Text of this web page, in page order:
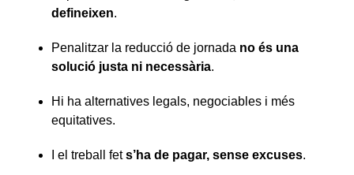
defineixen.
Penalitzar la reducció de jornada no és una
solució justa ni necessària.
Hi ha alternatives legals, negociables i més
equitatives.
I el treball fets’ha de pagar, sense excuses.